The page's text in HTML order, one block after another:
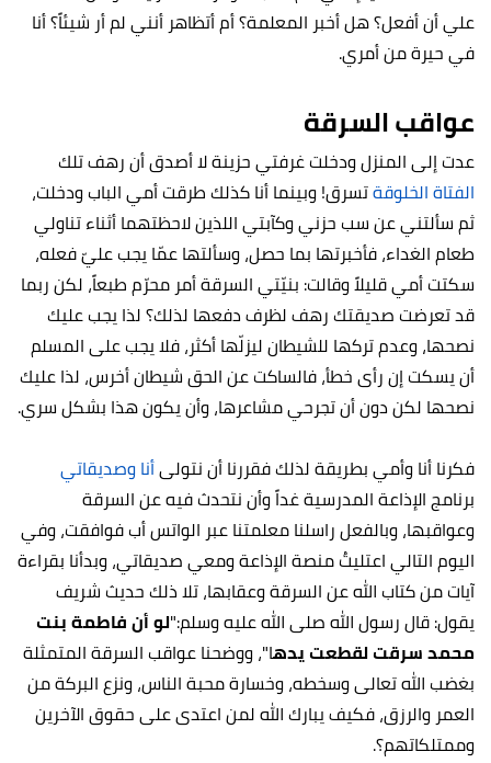
علي أن أفعل؟ هل أخبر المعلمة؟ أم أتظاهر أنني لم أر شيئاً؟ أنا
في حيرة من أمري.
عواقب السرقة
عدت إلى المنزل ودخلت غرفتي حزينة لا أصدق أن رهف تلك
الفتاة الخلوقةتسرق! وبينما أنا كذلك طرقت أمي الباب ودخلت،
ثم سألتني عن سب حزني وكآبتي اللذين لاحظتهما أثناء تناولي
طعام الغداء، فأخبرتها بما حصل، وسألتها عمّا يجب عليّ فعله،
سكتت أمي قليلاً وقالت: بنيّتي السرقة أمر محرّم طبعاً، لكن ربما
قد تعرضت صديقتك رهف لظرف دفعها لذلك؟ لذا يجب عليك
نصحها، وعدم تركها للشيطان ليزلّها أكثر، فلا يجب على المسلم
أن يسكت إن رأى خطأ، فالساكت عن الحق شيطان أخرس، لذا عليك
نصحها لكن دون أن تجرحي مشاعرها، وأن يكون هذا بشكل سري.
فكرنا أنا وأمي بطريقة لذلك فقررنا أن نتولىأنا وصديقاتي
برنامج الإذاعة المدرسية غداً وأن نتحدث فيه عن السرقة
وعواقبها، وبالفعل راسلنا معلمتنا عبر الواتس أب فوافقت، وفي
اليوم التالي اعتليتُ منصة الإذاعة ومعي صديقاتي، وبدأنا بقراءة
آيات من كتاب الله عن السرقة وعقابها، تلا ذلك حديث شريف
يقول: قال رسول الله صلى الله عليه وسلم:"لو أن فاطمة بنت
محمد سرقت لقطعت يدها"، ووضحنا عواقب السرقة المتمثلة
بغضب الله تعالى وسخطه، وخسارة محبة الناس، ونزع البركة من
العمر والرزق، فكيف يبارك الله لمن اعتدى على حقوق الآخرين
وممتلكاتهم؟.